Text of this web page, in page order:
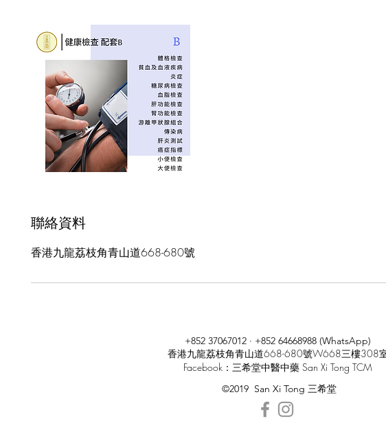
聯絡資料
香港九龍荔枝角青山道668-680號
+852 37067012 · +852 64668988 (WhatsApp)
香港九龍荔枝角青山道668-680號W668三樓308
Facebook：三希堂中醫中藥 San Xi Tong TCM
©2019 San Xi Tong 三希堂